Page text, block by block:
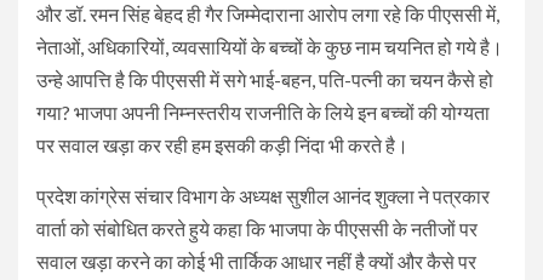
और डॉ. रमन सिंह बेहद ही गैर जिम्मेदाराना आरोप लगा रहे कि पीएससी में,
नेताओं, अधिकारियों, व्यवसायियों के बच्चों के कुछ नाम चयनित हो गये है।
उन्हे आपत्ति है कि पीएससी में सगे भाई-बहन, पति-पत्नी का चयन कैसे हो
गया? भाजपा अपनी निम्नस्तरीय राजनीति के लिये इन बच्चों की योग्यता
पर सवाल खड़ा कर रही हम इसकी कड़ी निंदा भी करते है।
प्रदेश कांग्रेस संचार विभाग के अध्यक्ष सुशील आनंद शुक्ला ने पत्रकार
वार्ता को संबोधित करते हुये कहा कि भाजपा के पीएससी के नतीजों पर
सवाल खड़ा करने का कोई भी तार्किक आधार नहीं है क्यों और कैसे पर